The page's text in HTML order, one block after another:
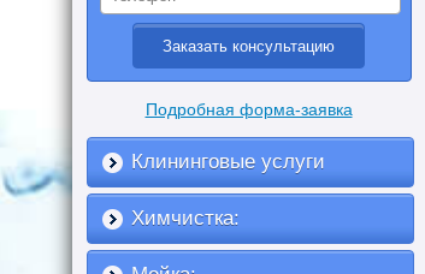
Подробная форма-заявка
Клининговые услуги
Химчистка: